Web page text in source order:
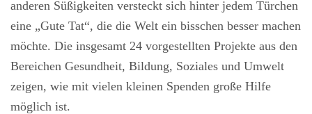
anderen Süßigkeiten versteckt sich hinter jedem Türchen
eine „Gute Tat“, die die Welt ein bisschen besser machen
möchte. Die insgesamt 24 vorgestellten Projekte aus den
Bereichen Gesundheit, Bildung, Soziales und Umwelt
zeigen, wie mit vielen kleinen Spenden große Hilfe
möglich ist.